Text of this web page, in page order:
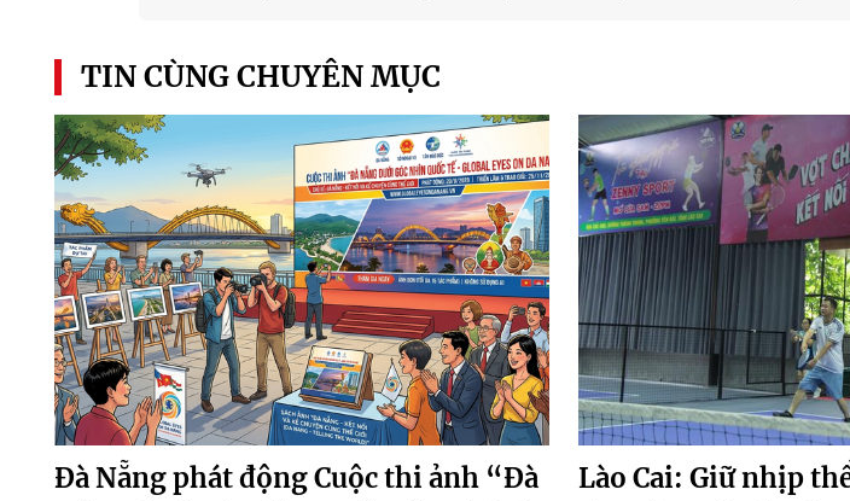
TIN CÙNG CHUYÊN MỤC
Đà Nẵng phát động Cuộc thi ảnh “Đà
Lào Cai: Giữ nhịp